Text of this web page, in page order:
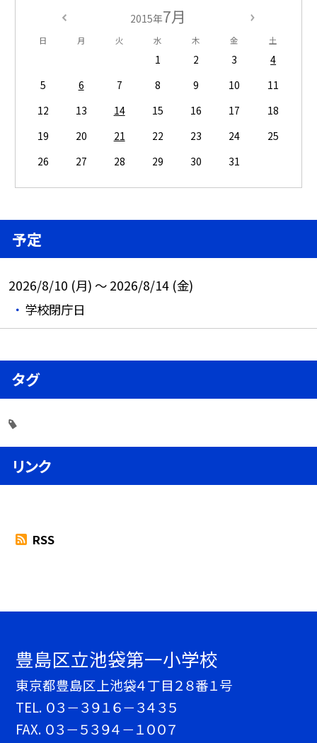
2015年7月
日 月 火 水 木 金 土
1 2 3
4
5
6 7 8 9 10
11
12
13 14 15 16 17
18
19
20 21 22 23 24
25
26
27 28 29 30 31
予定
2026/8/10 (月) ～ 2026/8/14 (金)
学校閉庁日
タグ
リンク
RSS
豊島区立池袋第一小学校
東京都豊島区上池袋４丁目２８番１号
TEL. ０３－３９１６－３４３５
FAX. ０３－５３９４－１００７